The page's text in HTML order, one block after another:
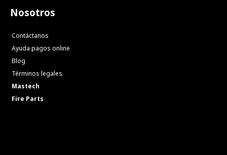
Nosotros
Contáctanos
Ayuda pagos online
Blog
Términos legales
Mastech
Fire Parts